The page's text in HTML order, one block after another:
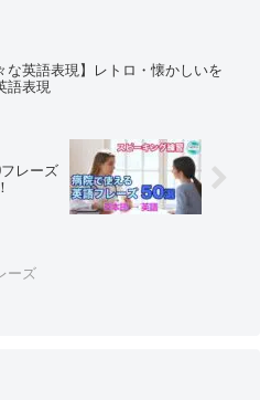
な英語表現】レトロ・懐かしいを
語表現
レーズ
ーズ